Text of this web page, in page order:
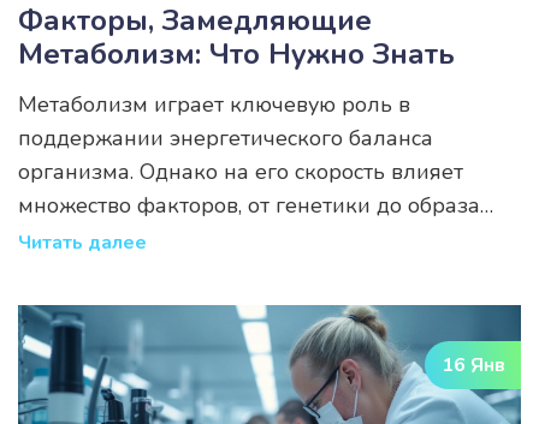
Факторы, Замедляющие
Метаболизм: Что Нужно Знать
Метаболизм играет ключевую роль в
поддержании энергетического баланса
организма. Однако на его скорость влияет
множество факторов, от генетики до образа
жизни. В этой статье рассматриваются причины
для здоровья и способы диагностики
нарушений. Читатели узнают, как распознать
замедленный метаболизм и какие шаги
предпринять для его оптимизации.
Читать далее
16 Янв